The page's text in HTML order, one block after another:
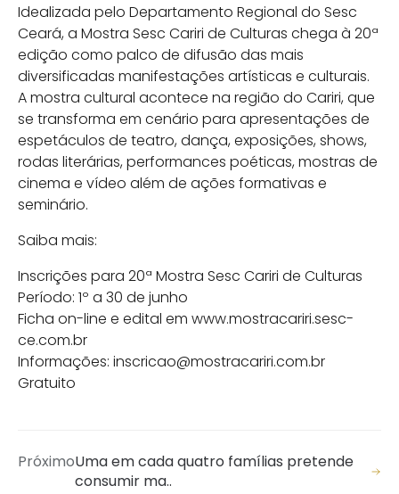
Idealizada pelo Departamento Regional do Sesc
Ceará, a Mostra Sesc Cariri de Culturas chega à 20ª
edição como palco de difusão das mais
diversificadas manifestações artísticas e culturais.
A mostra cultural acontece na região do Cariri, que
se transforma em cenário para apresentações de
espetáculos de teatro, dança, exposições, shows,
rodas literárias, performances poéticas, mostras de
cinema e vídeo além de ações formativas e
seminário.
Saiba mais:
Inscrições para 20ª Mostra Sesc Cariri de Culturas
Período: 1º a 30 de junho
Ficha on-line e edital em www.mostracariri.sesc-
ce.com.br
Informações: inscricao@mostracariri.com.br
Gratuito
PróximoUma em cada quatro famílias pretende
consumir ma..